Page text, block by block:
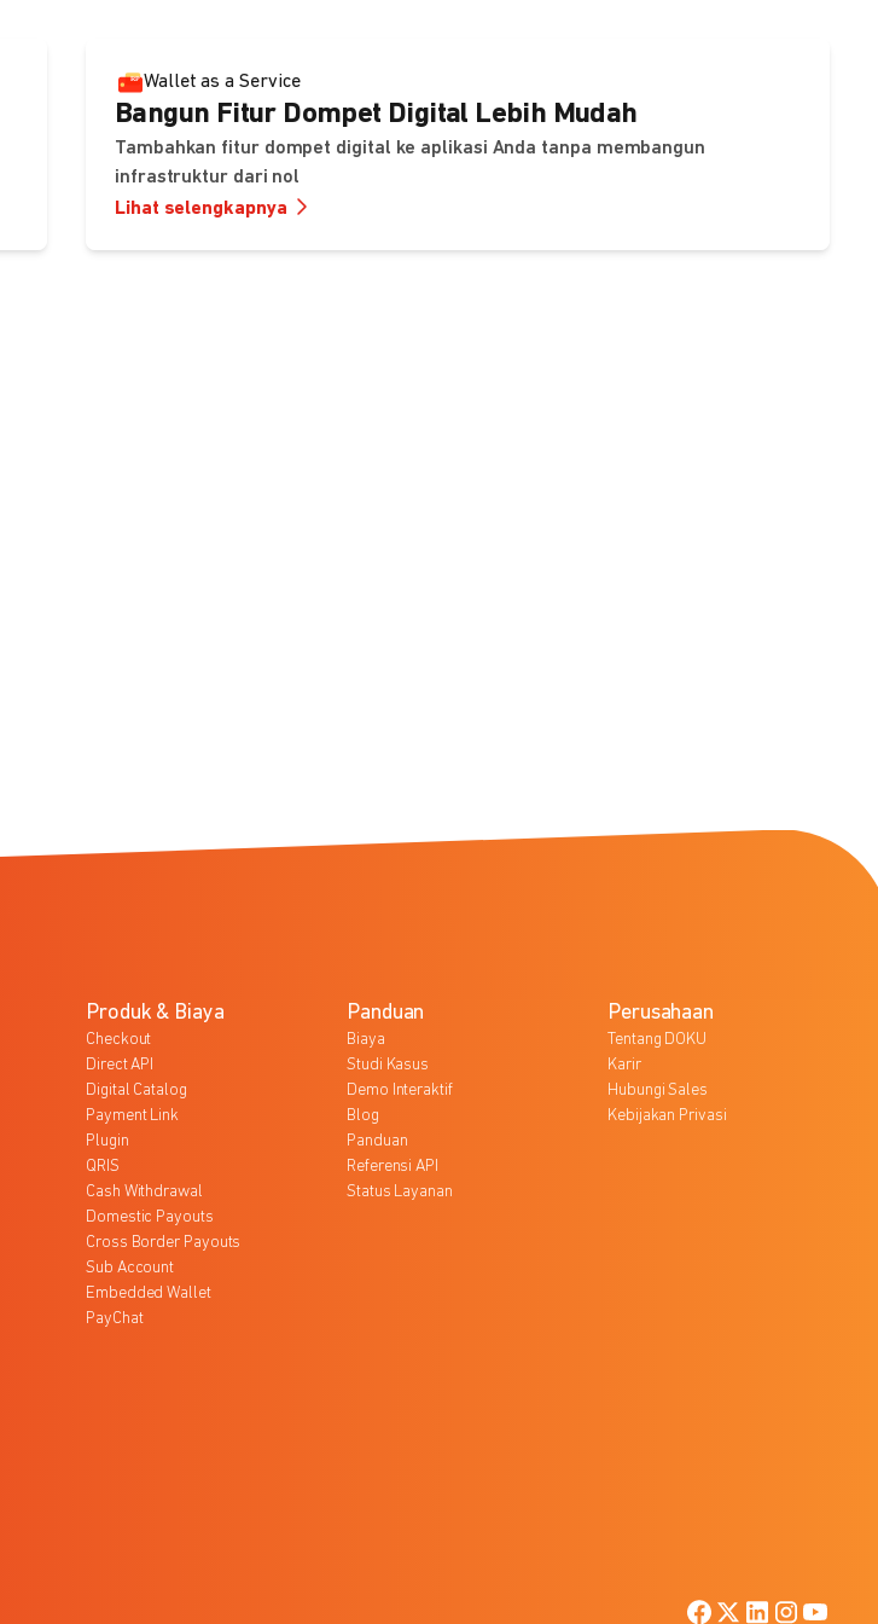
Wallet as a Service
Bangun Fitur Dompet Digital Lebih Mudah
Tambahkan fitur dompet digital ke aplikasi Anda tanpa membangun
infrastruktur dari nol
Lihat selengkapnya
Produk & Biaya
Checkout
Direct API
Digital Catalog
Payment Link
Plugin
QRIS
Cash Withdrawal
Domestic Payouts
Cross Border Payouts
Sub Account
Embedded Wallet
PayChat
Panduan
Biaya
Studi Kasus
Demo Interaktif
Blog
Panduan
Referensi API
Status Layanan
Perusahaan
Tentang DOKU
Karir
Hubungi Sales
Kebijakan Privasi